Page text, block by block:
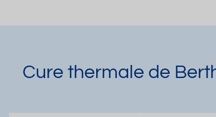
Cure thermale de